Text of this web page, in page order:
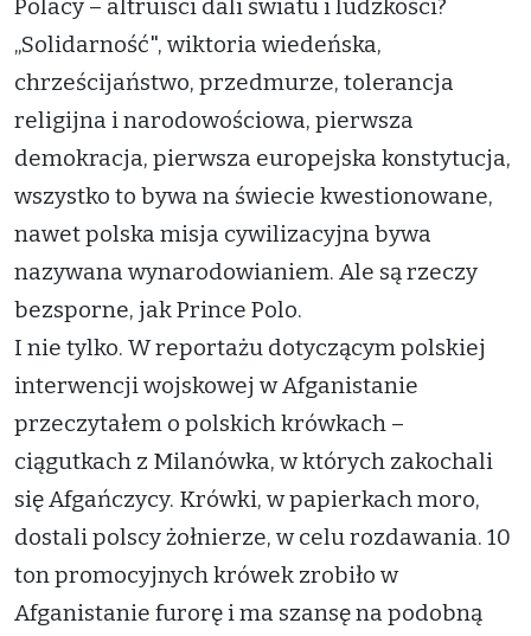
Polacy – altruiści dali światu i ludzkości?
„Solidarność", wiktoria wiedeńska,
chrześcijaństwo, przedmurze, tolerancja
religijna i narodowościowa, pierwsza
demokracja, pierwsza europejska konstytucja,
wszystko to bywa na świecie kwestionowane,
nawet polska misja cywilizacyjna bywa
nazywana wynarodowianiem. Ale są rzeczy
bezsporne, jak Prince Polo.
I nie tylko. W reportażu dotyczącym polskiej
interwencji wojskowej w Afganistanie
przeczytałem o polskich krówkach –
ciągutkach z Milanówka, w których zakochali
się Afgańczycy. Krówki, w papierkach moro,
dostali polscy żołnierze, w celu rozdawania. 10
ton promocyjnych krówek zrobiło w
Afganistanie furorę i ma szansę na podobną